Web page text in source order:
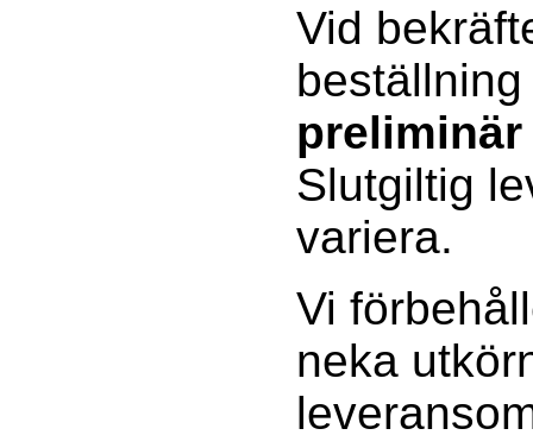
Vid
Slutgiltig
variera.
Vi
neka